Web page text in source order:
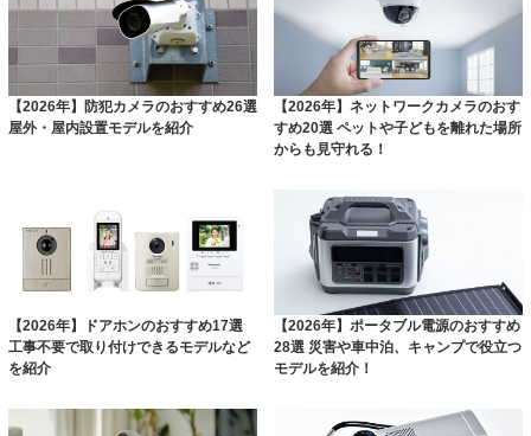
【2026年】防犯カメラのおすすめ26選
屋外・屋内設置モデルを紹介
【2026年】ネットワークカメラのおす
すめ20選 ペットや子どもを離れた場所
からも見守れる！
【2026年】ドアホンのおすすめ17選
工事不要で取り付けできるモデルなど
を紹介
【2026年】ポータブル電源のおすすめ
28選 災害や車中泊、キャンプで役立つ
モデルを紹介！